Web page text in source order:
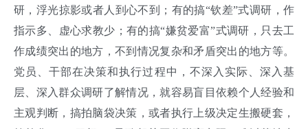
研，浮光掠影或者人到心不到；有的搞“钦差”式调研，作
指示多、虚心求教少；有的搞“嫌贫爱富”式调研，只去工
作成绩突出的地方，不到情况复杂和矛盾突出的地方等。
党员、干部在决策和执行过程中，不深入实际、深入基
层、深入群众调研了解情况，就容易盲目依赖个人经验和
主观判断，搞拍脑袋决策，或者执行上级决定生搬硬套，